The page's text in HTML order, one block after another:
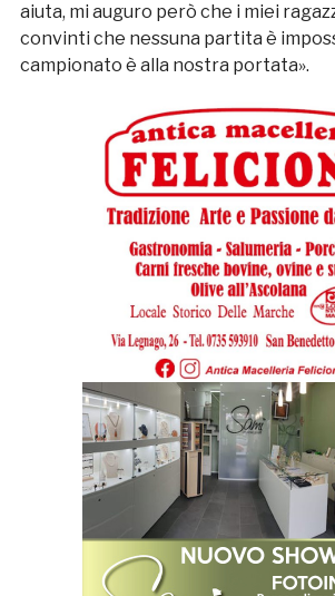
aiuta, mi auguro però che i miei
convinti che nessuna partita è
campionato è alla nostra portata».